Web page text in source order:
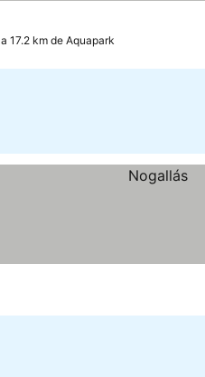
a 17.2 km de Aquapark